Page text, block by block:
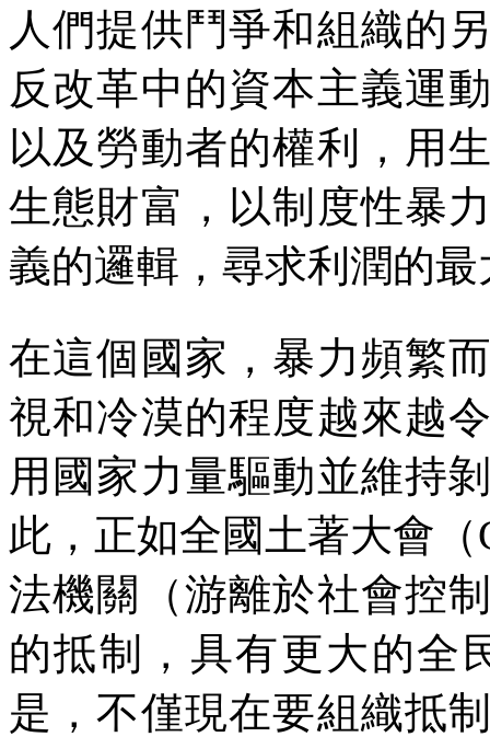
人們提供鬥爭和組織的
反改革中的資本主義運
以及勞動者的權利，用
生態財富，以制度性暴
義的邏輯，尋求利潤的
在這個國家，暴力頻繁
視和冷漠的程度越來越
用國家力量驅動並維持
此，正如全國土著大會（
法機關（游離於社會控
的抵制，具有更大的全
是，不僅現在要組織抵